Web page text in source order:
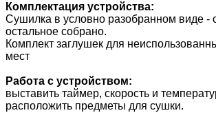
Комплектация устройства:
Сушилка в условно разобранном виде -
остальное собрано.
Комплект заглушек для
мест
Работа с устройством:
выставить таймер, скорость и
расположить предметы для сушки.